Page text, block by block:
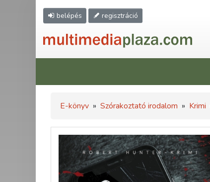
belépés regisztráció
E-könyv » Szórakoztató irodalom » Krimi